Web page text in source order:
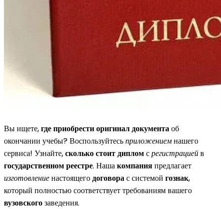
Вы ищете,где приобрести оригинал документаоб
окончании учебы? Воспользуйтесьприложениемнашего
сервиса! Узнайте,сколько стоит дипломсрегистрациейв
государственном реестре. Нашакомпанияпредлагает
изготовлениенастоящегодоговорас системой гознак,
который полностью соответствует требованиям вашего
вузовскогозаведения.